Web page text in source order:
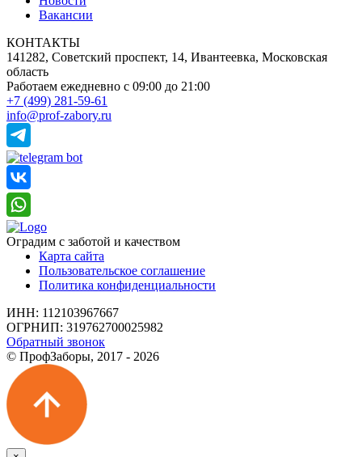
Вакансии
КОНТАКТЫ
141282, Советский проспект, 14, Ивантеевка, Московская
область
Работаем ежедневно с 09:00 до 21:00
+7 (499) 281-59-61
info@prof-zabory.ru
Оградим с заботой и качеством
Карта сайта
Пользовательское соглашение
Политика конфиденциальности
ИНН: 112103967667
ОГРНИП: 319762700025982
Обратный звонок
© ПрофЗаборы, 2017 - 2026